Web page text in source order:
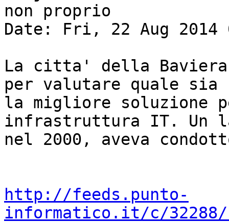
non proprio
Date: Fri, 22 Aug 2014
La citta' della
per valutare quale sia
la migliore soluzione
infrastruttura IT. Un
nel 2000, aveva
http://feeds.punto-
informatico.it/c/32288/f/